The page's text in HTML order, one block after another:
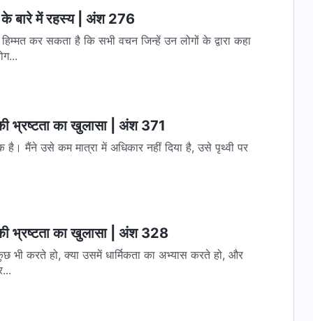
के बारे में रहस्य | अंश 276
कर सकता है कि सभी वचन जिन्हें उन लोगों के द्वारा कहा
भ्रष्टता का खुलासा | अंश 371
है। मैंने उसे कम मात्रा में अधिकार नहीं दिया है, उसे पृथ्वी पर
भ्रष्टता का खुलासा | अंश 328
भी करते हो, क्या उसमें धार्मिकता का अभ्यास करते हो, और